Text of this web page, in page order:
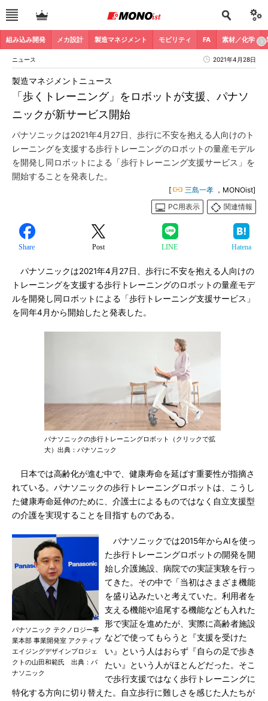
組み込み開発 メカ設計 製造マネジメント モビリティ FA 素材／化学
ニュース 2021年4月28日
「歩くトレーニング」をロボットが支援、パナソ
ニックが新サービス開始
製造マネジメントニュース
パナソニックは2021年4月27日、歩行に不安を抱える人向けのト
レーニングを支援する歩行トレーニングのロボットの量産モデル
を開発し同ロボットによる「歩行トレーニング支援サービス」を
開始することを発表した。
[ 三島一孝 ，MONOist]
PC用表示
関連情報
Share Post LINE Hatena
パナソニックは2021年4月27日、歩行に不安を抱える人向けの
トレーニングを支援する歩行トレーニングのロボットの量産モデ
ルを開発し同ロボットによる「歩行トレーニング支援サービス」
を同年4月から開始したと発表した。
パナソニックの歩行トレーニングロボット（クリックで拡
大）出典：パナソニック
日本では高齢化が進む中で、健康寿命を延ばす重要性が指摘さ
れている。パナソニックの歩行トレーニングロボットは、こうし
た健康寿命延伸のために、介護士によるものではなく自立支援型
の介護を実現することを目指すものである。
パナソニック テクノロジー事
業本部 事業開発室 アクティブ
エイジングデザインプロジェ
クトの山田和範氏 出典：パ
ナソニック
パナソニックでは2015年からAIを使っ
た歩行トレーニングロボットの開発を開
始し介護施設、病院での実証実験を行っ
てきた。その中で「当初はさまざま機能
を盛り込みたいと考えていた。利用者を
支える機能や追尾する機能なども入れた
形で実証を進めたが、実際に高齢者施設
などで使ってもらうと『支援を受けた
い』という人はおらず『自らの足で歩き
たい』という人がほとんどだった。そこ
で歩行支援ではなく歩行トレーニングに
特化する方向に切り替えた。自立歩行に難しさを感じた人たちが